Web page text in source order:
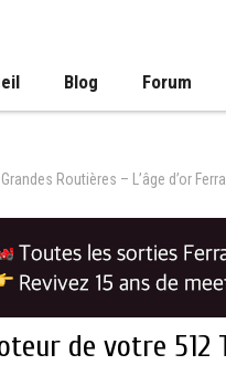
Blog Forum
Routières – L’âge d’or
de votre 512